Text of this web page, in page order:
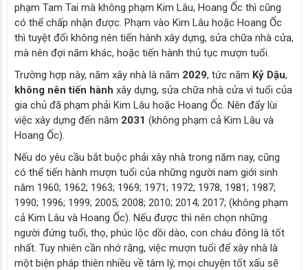
phạm Tam Tai mà không phạm Kim Lâu, Hoang Ốc thì cũng
có thể chấp nhận được. Phạm vào Kim Lâu hoặc Hoang Ốc
thì tuyệt đối không nên tiến hành xây dựng, sửa chữa nhà cửa,
mà nên đợi năm khác, hoặc tiến hành thủ tục mượn tuổi.
Trường hợp này, năm xây nhà là năm 2029, tức năm Kỷ Dậu,
không nên tiến hành xây dựng, sửa chữa nhà cửa vì tuổi của
gia chủ đã phạm phải Kim Lâu hoặc Hoang Ốc. Nên đẩy lùi
việc xây dựng đến năm 2031 (không phạm cả Kim Lâu và
Hoang Ốc).
Nếu do yêu cầu bắt buộc phải xây nhà trong năm nay, cũng
có thể tiến hành mượn tuổi của những người nam giới sinh
năm 1960; 1962; 1963; 1969; 1971; 1972; 1978; 1981; 1987;
1990; 1996; 1999; 2005; 2008; 2010; 2014; 2017; (không phạm
cả Kim Lâu và Hoang Ốc). Nếu được thì nên chọn những
người đứng tuổi, thọ, phúc lộc dồi dào, con cháu đông là tốt
nhất. Tuy nhiên cần nhớ rằng, việc mượn tuổi để xây nhà là
một biện pháp thiên nhiều về tâm lý, mọi chuyện tốt xấu sẽ